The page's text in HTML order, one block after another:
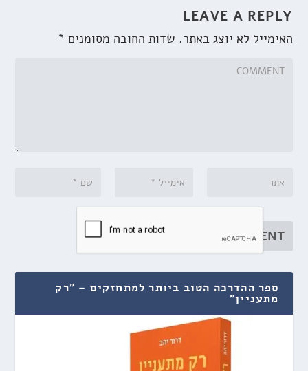
LEAVE A REPLY
האימייל לא יוצג באתר. שדות החובה מסומנים *
ספר ההדרכה הטוב ביותר למתחזקים – "רק
מתעניין"